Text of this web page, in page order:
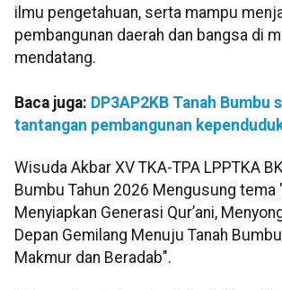
ilmu pengetahuan, serta mampu
pembangunan daerah dan bangsa di
mendatang.
Baca juga: DP3AP2KB Tanah Bumbu
tantangan pembangunan
Wisuda Akbar XV TKA-TPA LPPTKA
Bumbu Tahun 2026 Mengusung tema
Menyiapkan Generasi Qur’ani,
Depan Gemilang Menuju Tanah
Makmur dan Beradab".